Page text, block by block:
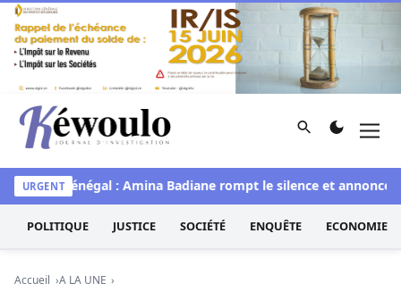
Aller au contenu
Kéwoulo, le premier site d'information et d'investigation
Rechercher
URGENT
Miss Sénégal : Amina Badiane rompt le silence et annonce
POLITIQUE JUSTICE SOCIÉTÉ ENQUÊTE ECONOMIE
Accueil
A LA UNE